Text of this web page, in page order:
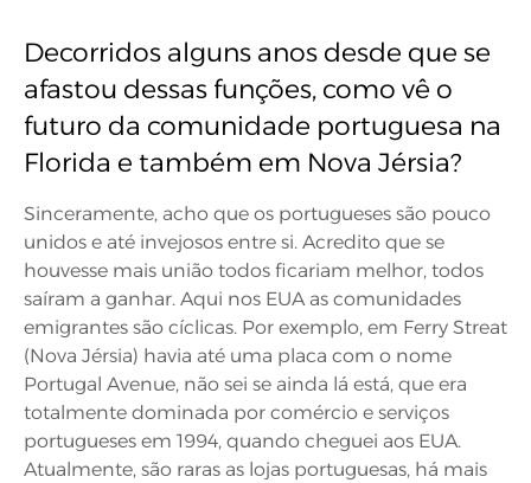
Decorridos alguns anos desde que se
afastou dessas funções, como vê o
futuro da comunidade portuguesa na
Florida e também em Nova Jérsia?
Sinceramente, acho que os portugueses são pouco
unidos e até invejosos entre si. Acredito que se
houvesse mais união todos ficariam melhor, todos
saíram a ganhar. Aqui nos EUA as comunidades
emigrantes são cíclicas. Por exemplo, em Ferry Streat
(Nova Jérsia) havia até uma placa com o nome
Portugal Avenue, não sei se ainda lá está, que era
totalmente dominada por comércio e serviços
portugueses em 1994, quando cheguei aos EUA.
Atualmente, são raras as lojas portuguesas, há mais